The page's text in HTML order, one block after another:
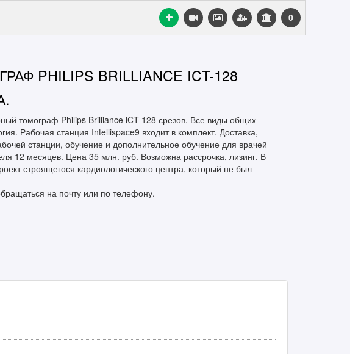
0
PHILIPS BRILLIANCE ICT-128
томограф Philips Brilliance iCT-128 срезов. Все виды общих
Рабочая станция Intellispace9 входит в комплект. Доставка,
станции, обучение и дополнительное обучение для врачей
12 месяцев. Цена 35 млн. руб. Возможна рассрочка, лизинг. В
строящегося кардиологического центра, который не был
на почту или по телефону.